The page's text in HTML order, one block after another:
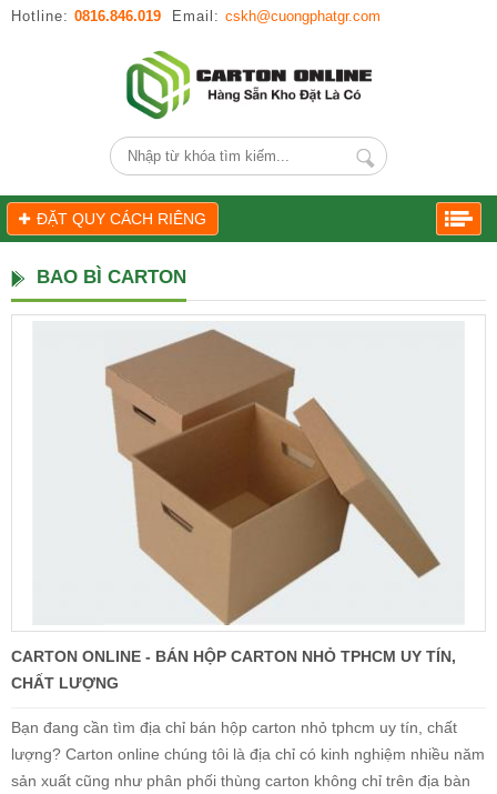
Hotline: 0816.846.019 Email: cskh@cuongphatgr.com
ĐẶT QUY CÁCH RIÊNG
BAO BÌ CARTON
CARTON ONLINE - BÁN HỘP CARTON NHỎ TPHCM UY TÍN,
CHẤT LƯỢNG
Bạn đang cần tìm địa chỉ bán hộp carton nhỏ tphcm uy tín, chất
lượng? Carton online chúng tôi là địa chỉ có kinh nghiệm nhiều năm
sản xuất cũng như phân phối thùng carton không chỉ trên địa bàn